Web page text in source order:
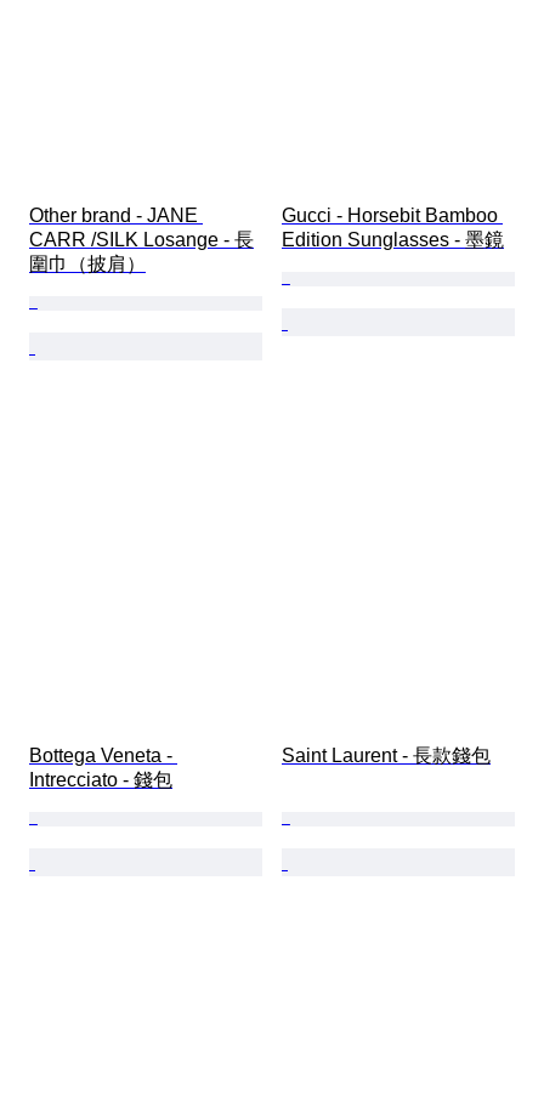
Other brand - JANE
CARR /SILK Losange - 長
圍巾（披肩）
Gucci - Horsebit Bamboo
Edition Sunglasses - 墨鏡
Bottega Veneta -
Intrecciato - 錢包
Saint Laurent - 長款錢包